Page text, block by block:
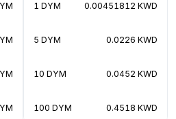
1 DYM 0.00451812 KWD
5 DYM 0.0226 KWD
10 DYM 0.0452 KWD
100 DYM 0.4518 KWD